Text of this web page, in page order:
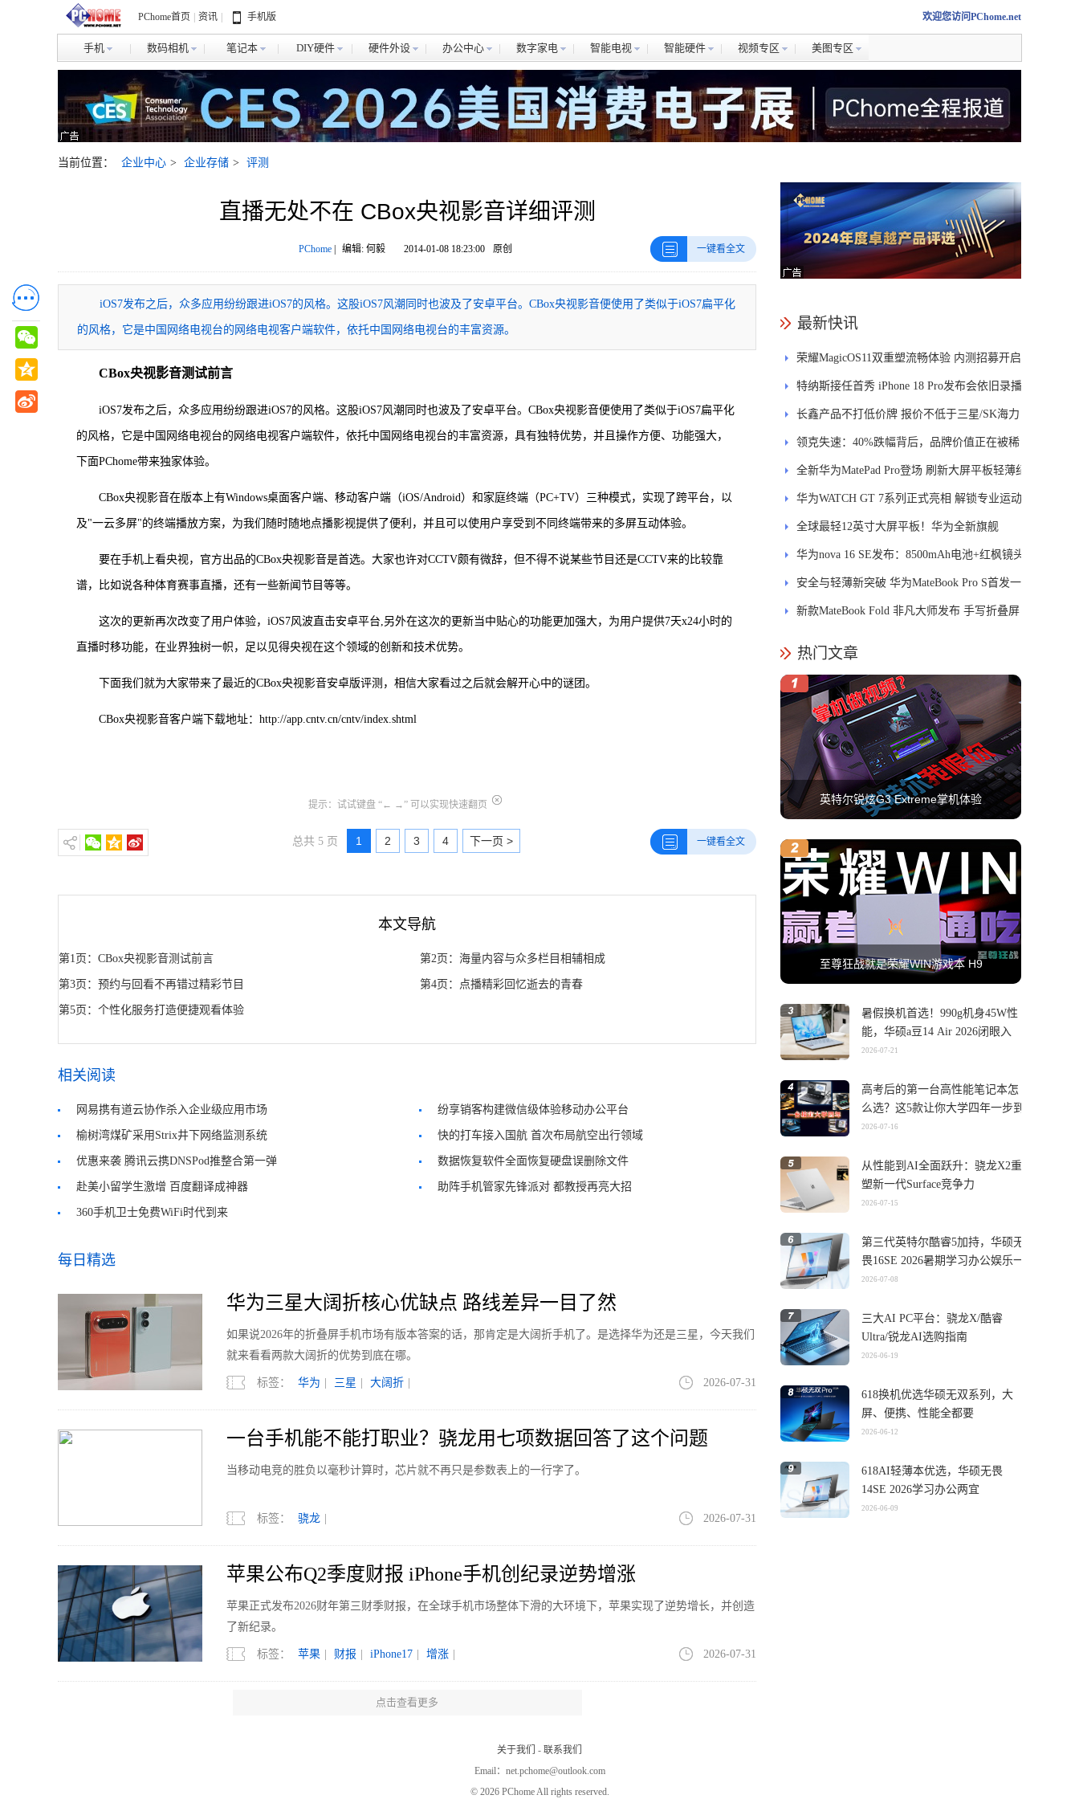
PChome首页 资讯 手机版 欢迎您访问PChome.net
手机 数码相机 笔记本 DIY硬件 硬件外设 办公中心 数字家电 智能电视 智能硬件 视频专区 美图专区
当前位置： 企业中心 > 企业存储 > 评测
直播无处不在 CBox央视影音详细评测
PChome| 编辑: 何毅 2014-01-08 18:23:00 原创 一键看全文
iOS7发布之后，众多应用纷纷跟进iOS7的风格。这股iOS7风潮同时也波及了安卓平台。CBox央视影音便使用了类似于iOS7扁平化
的风格，它是中国网络电视台的网络电视客户端软件，依托中国网络电视台的丰富资源。
CBox央视影音测试前言
iOS7发布之后，众多应用纷纷跟进iOS7的风格。这股iOS7风潮同时也波及了安卓平台。CBox央视影音便使用了类似于iOS7扁平化
的风格，它是中国网络电视台的网络电视客户端软件，依托中国网络电视台的丰富资源，具有独特优势，并且操作方便、功能强大，
下面PChome带来独家体验。
CBox央视影音在版本上有Windows桌面客户端、移动客户端（iOS/Android）和家庭终端（PC+TV）三种模式，实现了跨平台，以
及"一云多屏"的终端播放方案，为我们随时随地点播影视提供了便利，并且可以使用户享受到不同终端带来的多屏互动体验。
要在手机上看央视，官方出品的CBox央视影音是首选。大家也许对CCTV颇有微辞，但不得不说某些节目还是CCTV来的比较靠
谱，比如说各种体育赛事直播，还有一些新闻节目等等。
这次的更新再次改变了用户体验，iOS7风波直击安卓平台,另外在这次的更新当中贴心的功能更加强大，为用户提供7天x24小时的
直播时移功能，在业界独树一帜，足以见得央视在这个领域的创新和技术优势。
下面我们就为大家带来了最近的CBox央视影音安卓版评测，相信大家看过之后就会解开心中的谜团。
CBox央视影音客户端下载地址：http://app.cntv.cn/cntv/index.shtml
提示：试试键盘 “← →” 可以实现快速翻页
总共 5 页 1 2 3 4 下一页 > 一键看全文
本文导航
第1页：CBox央视影音测试前言 第2页：海量内容与众多栏目相辅相成
第3页：预约与回看不再错过精彩节目 第4页：点播精彩回忆逝去的青春
第5页：个性化服务打造便捷观看体验
相关阅读
网易携有道云协作杀入企业级应用市场 纷享销客构建微信级体验移动办公平台
榆树湾煤矿采用Strix井下网络监测系统 快的打车接入国航 首次布局航空出行领域
优惠来袭 腾讯云携DNSPod推整合第一弹 数据恢复软件全面恢复硬盘误删除文件
赴美小留学生激增 百度翻译成神器 助阵手机管家先锋派对 都教授再亮大招
360手机卫士免费WiFi时代到来
每日精选
华为三星大阔折核心优缺点 路线差异一目了然
如果说2026年的折叠屏手机市场有版本答案的话，那肯定是大阔折手机了。是选择华为还是三星，今天我们
就来看看两款大阔折的优势到底在哪。
标签： 华为 三星 大阔折 2026-07-31
一台手机能不能打职业？骁龙用七项数据回答了这个问题
当移动电竞的胜负以毫秒计算时，芯片就不再只是参数表上的一行字了。
标签： 骁龙 2026-07-31
苹果公布Q2季度财报 iPhone手机创纪录逆势增涨
苹果正式发布2026财年第三财季财报，在全球手机市场整体下滑的大环境下，苹果实现了逆势增长，并创造
了新纪录。
标签： 苹果 财报 iPhone17 增涨 2026-07-31
8月11日发布 REDMI K100 Pro双旗舰满血性能
REDMI 正式官宣K100 Pro系列两款旗舰新机，将于8月11日举办新品发布会。官方介绍，该系列主打满血性
点击查看更多
最新快讯
荣耀MagicOS11双重塑流畅体验 内测招募开启
特纳斯接任首秀 iPhone 18 Pro发布会依旧录播
长鑫产品不打低价牌 报价不低于三星/SK海力
士
领克失速：40%跌幅背后，品牌价值正在被稀
释
全新华为MatePad Pro登场 刷新大屏平板轻薄纪
录
华为WATCH GT 7系列正式亮相 解锁专业运动
新体验
全球最轻12英寸大屏平板！华为全新旗舰
MatePad Pro正式发布
华为nova 16 SE发布：8500mAh电池+红枫镜头
安全与轻薄新突破 华为MateBook Pro S首发一
区双像素技术防窥屏
新款MateBook Fold 非凡大师发布 手写折叠屏
热门文章
英特尔锐炫G3 Extreme掌机体验
至尊狂战就是荣耀WIN游戏本 H9
暑假换机首选！990g机身45W性
能，华硕a豆14 Air 2026闭眼入
2026-07-21
高考后的第一台高性能笔记本怎
么选？这5款让你大学四年一步到
位
2026-07-16
从性能到AI全面跃升：骁龙X2重
塑新一代Surface竞争力
2026-07-15
第三代英特尔酷睿5加持，华硕无
畏16SE 2026暑期学习办公娱乐一
机搞定
2026-07-08
三大AI PC平台：骁龙X/酷睿
Ultra/锐龙AI选购指南
2026-06-19
618换机优选华硕无双系列，大
屏、便携、性能全都要
2026-06-12
618AI轻薄本优选，华硕无畏
14SE 2026学习办公两宜
2026-06-09
关于我们 - 联系我们
Email：net.pchome@outlook.com
© 2026 PChome All rights reserved.